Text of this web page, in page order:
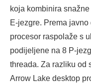
koja kombinira
E-jezgre. Prema
procesor raspolaže s
podijeljene na 8 P-
threada. Za razliku od
Arrow Lake desktop